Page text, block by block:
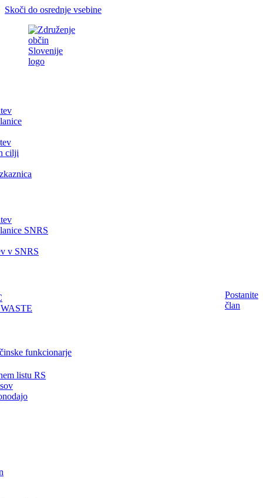
Skoči do osrednje vsebine
cilji
SNRS
v SNRS
funkcionarje
listu RS
Postanite
član